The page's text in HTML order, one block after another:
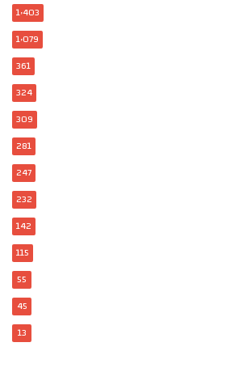
1٬403
1٬079
361
324
309
281
247
232
142
115
55
45
13